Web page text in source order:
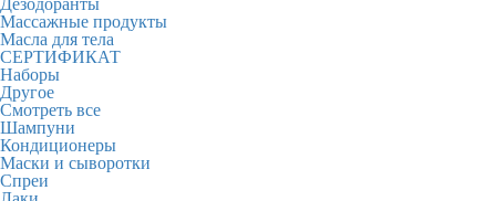
Дезодоранты
Массажные продукты
Масла для тела
СЕРТИФИКАТ
Наборы
Другое
Смотреть все
Шампуни
Кондиционеры
Маски и сыворотки
Спреи